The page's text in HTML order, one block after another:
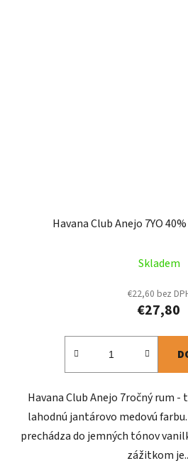
Havana Club Anejo 7YO
Skladem
€22,60 bez
€27,80
Havana Club Anejo 7ročný rum
lahodnú jantárovo medovú
prechádza do jemných tónov
zážitkom